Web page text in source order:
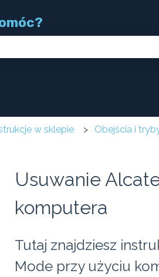
w sklepie Obejścia i
Usuwanie
komputera
Tutaj znajdziesz
Mode przy użyciu